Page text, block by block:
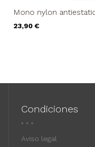
Mono nylon
Precio
23,90 €
Condiciones
Aviso legal